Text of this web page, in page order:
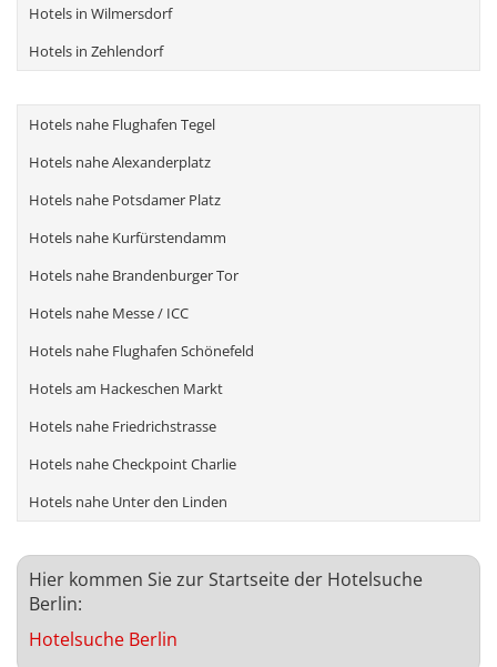
Hotels in Wilmersdorf
Hotels in Zehlendorf
Hotels nahe Flughafen Tegel
Hotels nahe Alexanderplatz
Hotels nahe Potsdamer Platz
Hotels nahe Kurfürstendamm
Hotels nahe Brandenburger Tor
Hotels nahe Messe / ICC
Hotels nahe Flughafen Schönefeld
Hotels am Hackeschen Markt
Hotels nahe Friedrichstrasse
Hotels nahe Checkpoint Charlie
Hotels nahe Unter den Linden
Hier kommen Sie zur Startseite der Hotelsuche
Berlin:
Hotelsuche Berlin